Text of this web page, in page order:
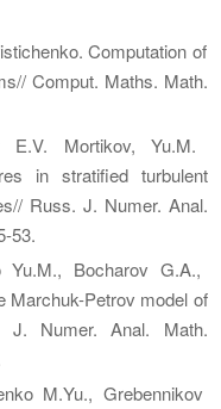
Computation of
Comput. Maths. Math.
Mortikov, Yu.M.
in stratified turbulent
Russ. J. Numer. Anal.
53.
Yu.M., Bocharov G.A.,
Marchuk-Petrov model of
J. Numer. Anal. Math.
M.Yu., Grebennikov